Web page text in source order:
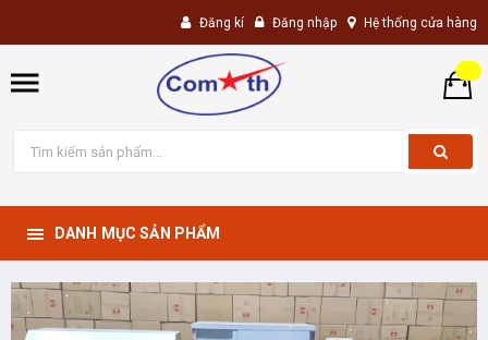
Đăng kí Đăng nhập Hệ thống cửa hàng
DANH MỤC SẢN PHẨM